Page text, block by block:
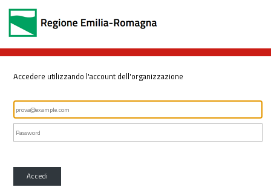
Accedere utilizzando l'account dell'organizzazione
Accedi